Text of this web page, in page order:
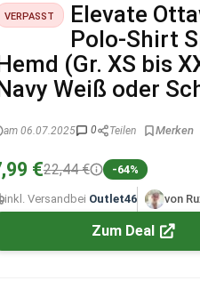
VERPASST
Elevate
Polo-Shirt
(Gr. XS bis
Weiß oder
am 06.07.2025 0 Teilen
€22,44 € -64%
inkl. Versand bei Outlet46 von
Zum Deal